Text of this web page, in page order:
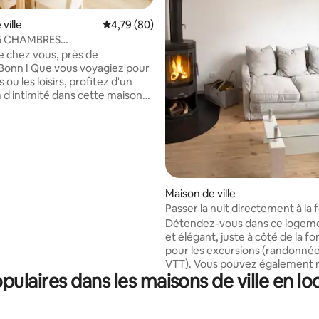
la base de 51 commentaires : 4,98 sur 5
ville Évaluation moyenne sur la base de 80
4,79 (80)
CHAMBRES
Bonn/Wallbox/Jardin/Parking
chez vous, près de
pour
ou les loisirs, profitez d'un
d'intimité dans cette maison
Maison de ville
Passer la nuit directement à la
Wuppertal Ronsdorf
Détendez-vous dans ce
et élégant, juste à côté de la forêt.
pour les excursions
VTT). Vous pouvez également
rapidement Schloss Burg,
Cologne. Vous voyagez pour affaires ?
dans les maisons de ville en